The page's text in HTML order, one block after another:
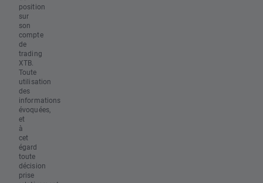
position
sur
son
compte
de
trading
XTB.
Toute
utilisation
des
informations
évoquées,
et
à
cet
égard
toute
décision
prise